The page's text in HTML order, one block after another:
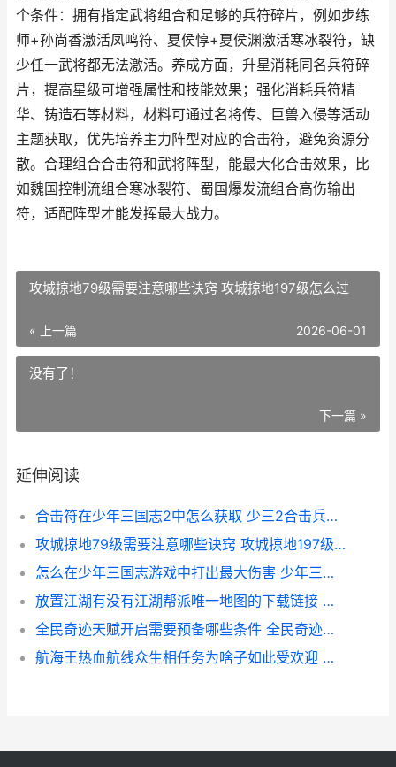
个条件：拥有指定武将组合和足够的兵符碎片，例如步练
师+孙尚香激活凤鸣符、夏侯惇+夏侯渊激活寒冰裂符，缺
少任一武将都无法激活。养成方面，升星消耗同名兵符碎
片，提高星级可增强属性和技能效果；强化消耗兵符精
华、铸造石等材料，材料可通过名将传、巨兽入侵等活动
主题获取，优先培养主力阵型对应的合击符，避免资源分
散。合理组合合击符和武将阵型，能最大化合击效果，比
如魏国控制流组合寒冰裂符、蜀国爆发流组合高伤输出
符，适配阵型才能发挥最大战力。
攻城掠地79级需要注意哪些诀窍 攻城掠地197级怎么过
« 上一篇 2026-06-01
没有了！
下一篇 »
延伸阅读
合击符在少年三国志2中怎么获取 少三2合击兵符各国推荐
攻城掠地79级需要注意哪些诀窍 攻城掠地197级怎么过
怎么在少年三国志游戏中打出最大伤害 少年三国怎么换主将
放置江湖有没有江湖帮派唯一地图的下载链接 放置江湖任务攻略
全民奇迹天赋开启需要预备哪些条件 全民奇迹天赋加点全加满好吗
航海王热血航线众生相任务为啥子如此受欢迎 航海王热血航线藏宝图位置大全